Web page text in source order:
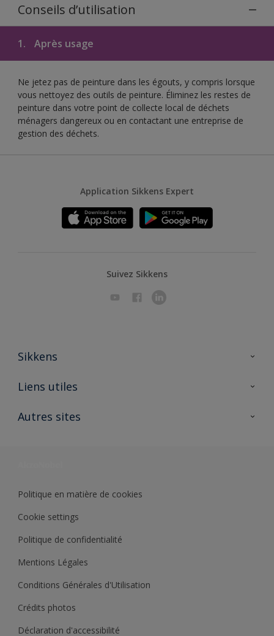
Conseils d’utilisation
1. Après usage
Ne jetez pas de peinture dans les égouts, y compris lorsque
vous nettoyez des outils de peinture. Éliminez les restes de
peinture dans votre point de collecte local de déchets
ménagers dangereux ou en contactant une entreprise de
gestion des déchets.
Application Sikkens Expert
Suivez Sikkens
Sikkens
A propos de Sikkens
Liens utiles
Ouvrir un magasin PASS
Autres sites
Politique en matière de cookies
Cookie settings
Politique de confidentialité
Mentions Légales
Conditions Générales d'Utilisation
Crédits photos
Déclaration d'accessibilité